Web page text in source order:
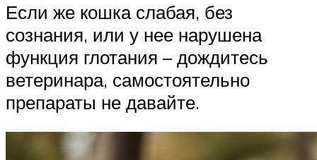
Если же кошка слабая, без
сознания, или у нее нарушена
функция глотания – дождитесь
ветеринара, самостоятельно
препараты не давайте.